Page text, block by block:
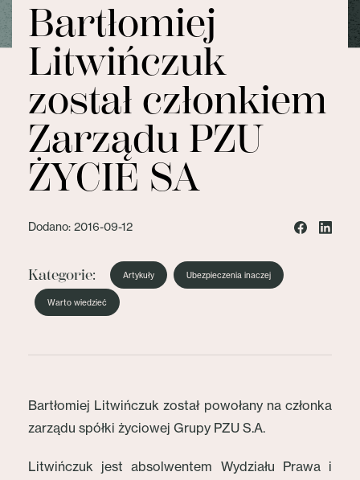
Bartłomiej
Litwińczuk
został członkiem
Zarządu PZU
ŻYCIE SA
Dodano: 2016-09-12
Kategorie: Artykuły Ubezpieczenia inaczej
Warto wiedzieć
Bartłomiej Litwińczuk został powołany na członka
zarządu spółki życiowej Grupy PZU S.A.
Litwińczuk jest absolwentem Wydziału Prawa i